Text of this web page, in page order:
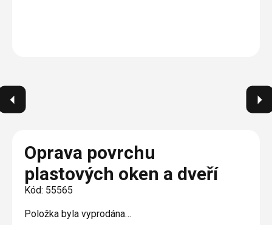
Výprodej
Oprava povrchu
plastových oken a dveří
Kód: 55565
Položka byla vyprodána…